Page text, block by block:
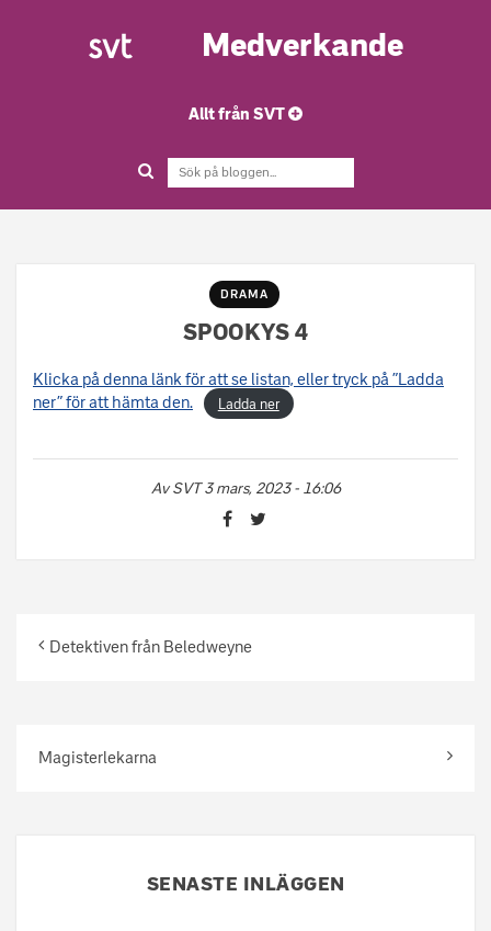
Medverkande
Allt från SVT
DRAMA
SPOOKYS 4
Klicka på denna länk för att se listan, eller tryck på ”Ladda
ner” för att hämta den.
Ladda ner
AvSVT 3 mars, 2023 - 16:06
Detektiven från Beledweyne
Magisterlekarna
SENASTE INLÄGGEN